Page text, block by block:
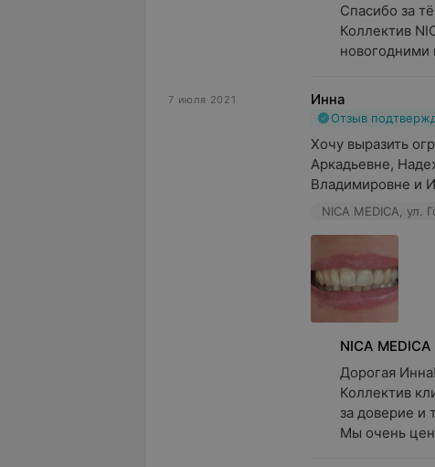
Спасибо за
Коллектив
новогодними
7 июля 2021 Инна
Отзыв
Хочу выразить
Аркадьевне,
Владимировне и
NICA MEDICA, ул.
NICA MEDICA
Дорогая Инна!
Коллектив
за доверие и
Мы очень